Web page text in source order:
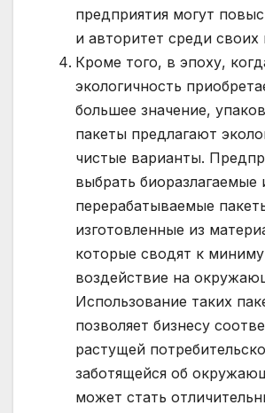
предприятия могут
и авторитет среди своих
Кроме того, в эпоху,
экологичность
большее значение,
пакеты предлагают
чистые варианты.
выбрать биоразлагаемые
перерабатываемые
изготовленные из
которые сводят к
воздействие на
Использование таких
позволяет бизнесу
растущей
заботящейся об
может стать